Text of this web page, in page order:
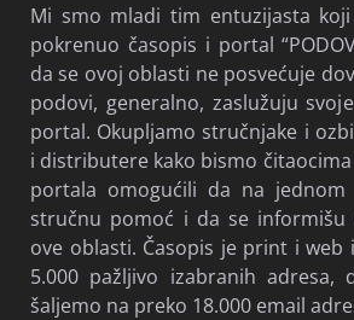
Mi smo mladi tim entuzijasta
pokrenuo časopis i portal
da se ovoj oblasti ne posvećuje
podovi, generalno, zaslužuju
portal. Okupljamo stručnjake i
i distributere kako bismo čitaocima
portala omogućili da na
stručnu pomoć i da se
ove oblasti. Časopis je print i web
5.000 pažljivo izabranih adresa,
šaljemo na preko 18.000 email